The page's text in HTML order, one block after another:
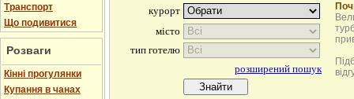
Транспорт
Що подивитися
Розваги
Кінні прогулянки
Купання в чанах